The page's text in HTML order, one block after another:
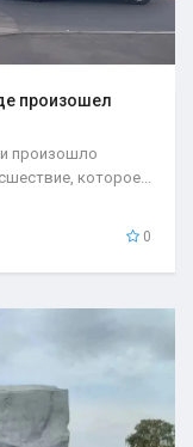
произошел
произошло
которое...
0